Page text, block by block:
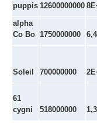
puppis 12600000000
alpha
Co Bo 1750000000
Soleil 700000000
61
cygni
518000000